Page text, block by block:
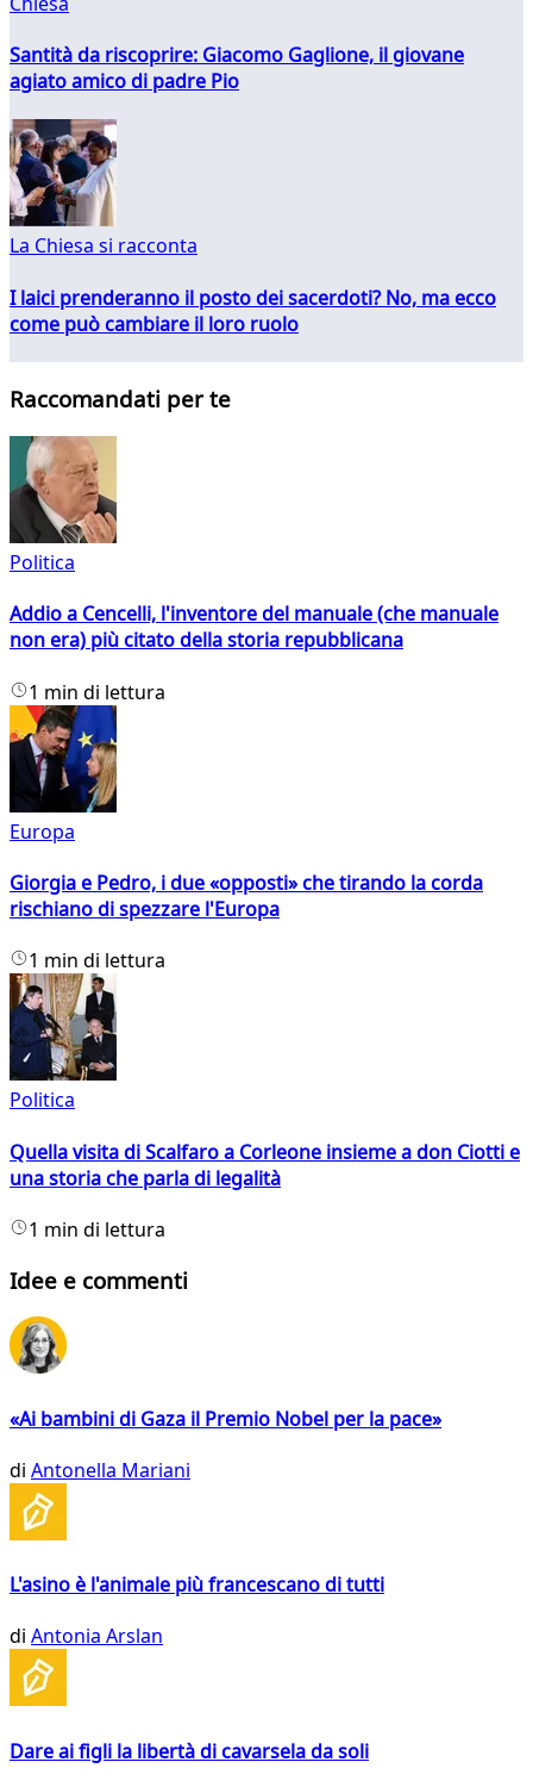
Santità da riscoprire: Giacomo Gaglione, il giovane
agiato amico di padre Pio
La Chiesa si racconta
I laici prenderanno il posto dei sacerdoti? No, ma ecco
come può cambiare il loro ruolo
Raccomandati per te
Politica
Addio a Cencelli, l'inventore del manuale (che manuale
non era) più citato della storia repubblicana
1 min di lettura
Europa
Giorgia e Pedro, i due «opposti» che tirando la corda
rischiano di spezzare l'Europa
1 min di lettura
Politica
Quella visita di Scalfaro a Corleone insieme a don Ciotti e
una storia che parla di legalità
1 min di lettura
Idee e commenti
«Ai bambini di Gaza il Premio Nobel per la pace»
di Antonella Mariani
L'asino è l'animale più francescano di tutti
di Antonia Arslan
Dare ai figli la libertà di cavarsela da soli